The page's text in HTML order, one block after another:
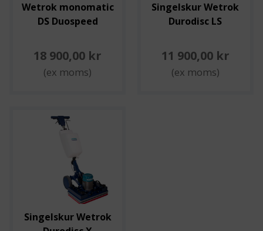
Wetrok monomatic
DS Duospeed
18 900,00 kr
(ex moms)
Singelskur Wetrok
Durodisc LS
11 900,00 kr
(ex moms)
Singelskur Wetrok